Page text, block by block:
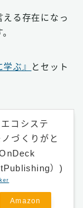
える存在になっ
ぶ』
とセット
コシステ
づくりがと
）)
Amazon